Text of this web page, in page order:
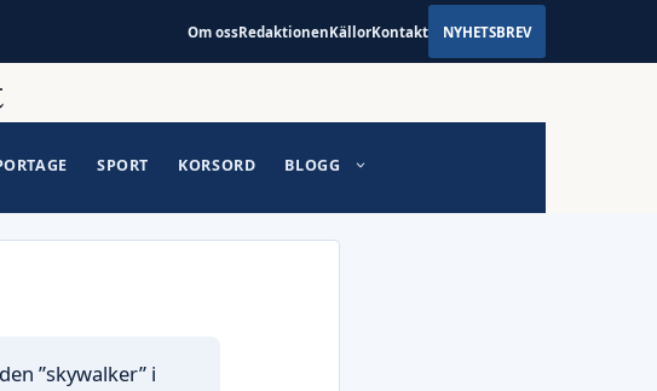
Om ossRedaktionenKällorKontakt NYHETSBREV
SPORT KORSORD BLOGG
”skywalker” i